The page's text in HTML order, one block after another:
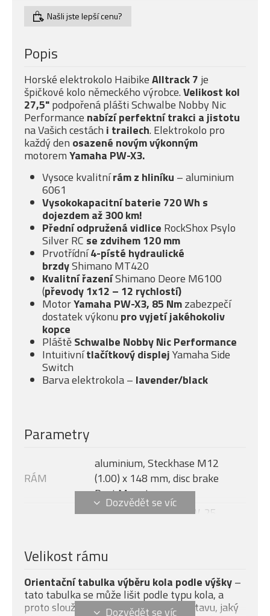
Našli jste lepší cenu?
Popis
Horské elektrokolo HaibikeAlltrack 7 je
špičkové kolo německého výrobce.Velikost kol
27,5"podpořená plášti Schwalbe Nobby Nic
Performance nabízíperfektní trakci a jistotu
na Vašich cestách i trailech. Elektrokolo pro
každý den osazené novýmvýkonným
motoremYamaha PW-X3.
Vysoce kvalitnírám z hliníku – aluminium
6061
Vysokokapacitní baterie 720 Wh s
dojezdem až 300 km!
Přední odpružená vidlice RockShox Psylo
Silver RC se zdvihem 120 mm
Prvotřídní4-písté hydraulické
brzdyShimano MT420
Kvalitní řazeníShimano Deore M6100
(převody 1x12 – 12 rychlostí)
MotorYamaha PW-X3, 85 Nmzabezpečí
dostatek výkonu provyjetí jakéhokoliv
kopce
PláštěSchwalbe Nobby Nic Performance
Intuitivnítlačítkový displejYamaha Side
Switch
Barva elektrokola – lavender/black
Parametry
RÁM
aluminium, Steckhase M12
(1.00) x 148 mm, disc brake
Post Mount
Yamaha PW-X3, 250 W, 25
DISPLEJ
funkcí
Modelový rok 2025
BATERIE
InTube, 720 Wh
Velikost rámu
Orientační tabulka výběru kola podle výšky–
tato tabulka se může lišit podle typu kola, a
proto slouží pouze pro základní představu, jaký